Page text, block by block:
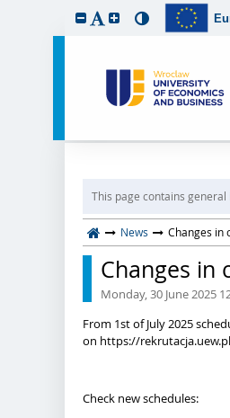
This page contains
News Changes in
Changes in
Monday, 30 June 2025
From 1st of July 2025
on https://
Check new schedules: